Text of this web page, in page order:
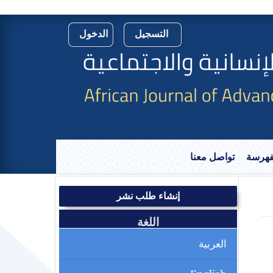
تواصل معنا
التسجيل الدخول
إنشاء طلب نشر
اللغة
العربية